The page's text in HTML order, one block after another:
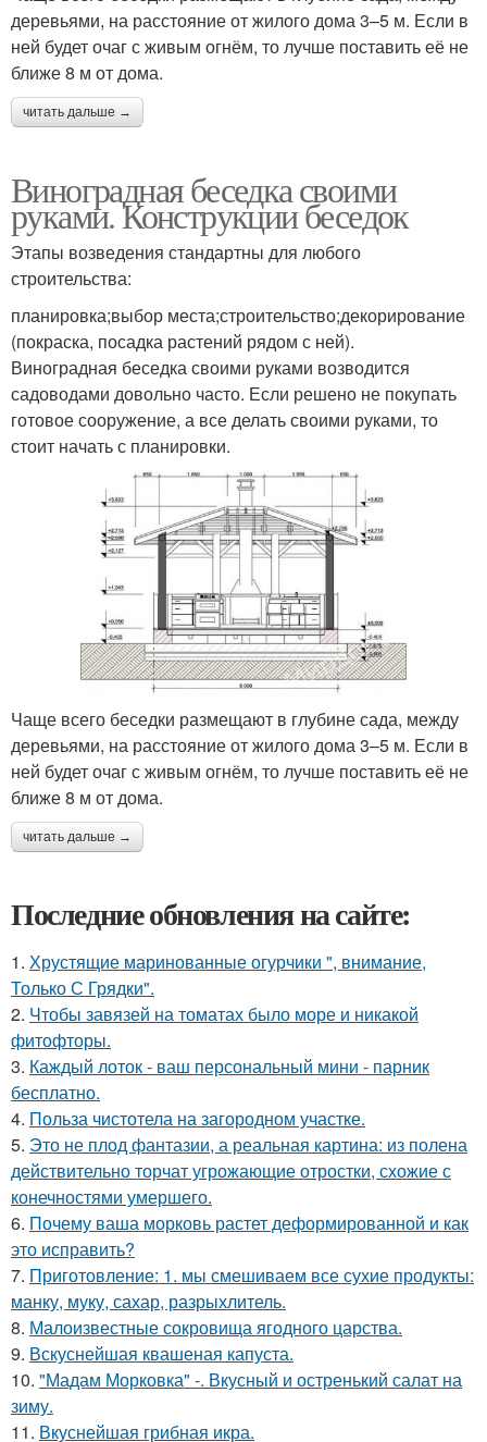
деревьями, на расстояние от жилого дома 3–5 м. Если в
ней будет очаг с живым огнём, то лучше поставить её не
ближе 8 м от дома.
читать дальше →
Виноградная беседка своими
руками. Конструкции беседок
Этапы возведения стандартны для любого
строительства:
планировка;выбор места;строительство;декорирование
(покраска, посадка растений рядом с ней).
Виноградная беседка своими руками возводится
садоводами довольно часто. Если решено не покупать
готовое сооружение, а все делать своими руками, то
стоит начать с планировки.
Чаще всего беседки размещают в глубине сада, между
деревьями, на расстояние от жилого дома 3–5 м. Если в
ней будет очаг с живым огнём, то лучше поставить её не
ближе 8 м от дома.
читать дальше →
Последние обновления на сайте:
1. Хрустящие маринованные огурчики ", внимание,
Только С Грядки".
2. Чтобы завязей на томатах было море и никакой
фитофторы.
3. Каждый лоток - ваш персональный мини - парник
бесплатно.
4. Польза чистотела на загородном участке.
5. Это не плод фантазии, а реальная картина: из полена
действительно торчат угрожающие отростки, схожие с
конечностями умершего.
6. Почему ваша морковь растет деформированной и как
это исправить?
7. Приготовление: 1. мы смешиваем все сухие продукты:
манку, муку, сахар, разрыхлитель.
8. Малоизвестные сокровища ягодного царства.
9. Вскуснейшая квашеная капуста.
10. "Мадам Морковка" -. Вкусный и остренький салат на
зиму.
11. Вкуснейшая грибная икра.